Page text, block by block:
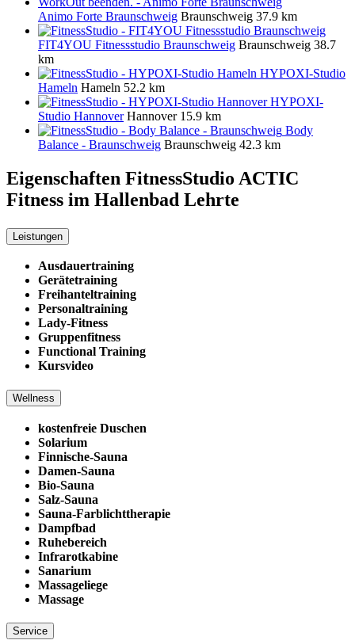
Animo Forte Braunschweig Braunschweig 37.9 km
FIT4YOU Fitnessstudio Braunschweig Braunschweig 38.7
km
HYPOXI-Studio
Hameln Hameln 52.2 km
HYPOXI-
Studio Hannover Hannover 15.9 km
Body
Balance - Braunschweig Braunschweig 42.3 km
Eigenschaften FitnessStudio ACTIC
Fitness im Hallenbad Lehrte
Leistungen
Ausdauertraining
Gerätetraining
Freihanteltraining
Personaltraining
Lady-Fitness
Gruppenfitness
Functional Training
Kursvideo
Wellness
kostenfreie Duschen
Solarium
Finnische-Sauna
Damen-Sauna
Bio-Sauna
Salz-Sauna
Sauna-Farblichttherapie
Dampfbad
Ruhebereich
Infrarotkabine
Sanarium
Massageliege
Massage
Service